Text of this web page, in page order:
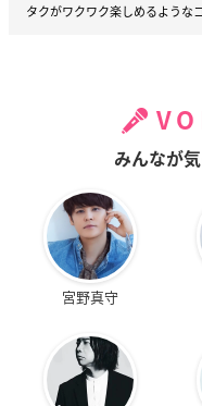
タクがワクワク楽しめるような
みんなが
宮野真守